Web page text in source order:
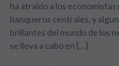
ha atraído a los economistas
banqueros centrales, y
brillantes del mundo de los
se lleva a cabo en […]